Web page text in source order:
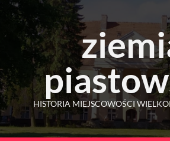
Skip
content
HISTORIA MIEJSCOWOŚCI